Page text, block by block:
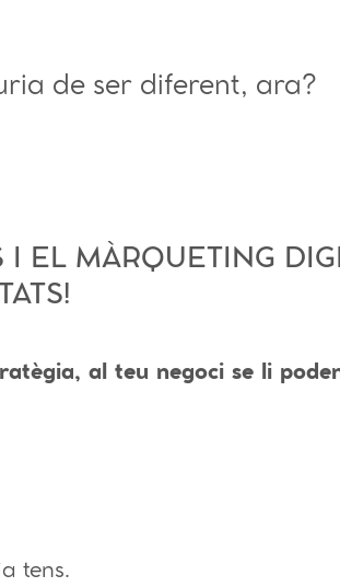
de ser diferent, ara?
I EL MÀRQUETING
al teu negoci se li
tens.